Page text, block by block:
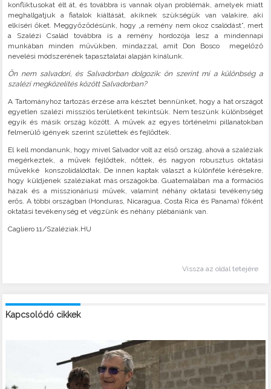
konfliktusokat élt át, és továbbra is vannak olyan problémák, amelyek miatt
meghallgatjuk a fiatalok kiáltását, akiknek szükségük van valakire, aki
elkíséri őket. Meggyőződésünk, hogy „a remény nem okoz csalódást”, mert
a Szalézi Család továbbra is a remény hordozója lesz a mindennapi
munkában minden művükben, mindazzal, amit Don Bosco megelőző
nevelési módszerének tapasztalatai alapján kínálunk.
Ön nem salvadori, és Salvadorban dolgozik: ön szerint mi a különbség a
szalézi megközelítés között Salvadorban?
A Tartományhoz tartozás érzése arra késztet bennünket, hogy a hat országot
egyetlen szalézi missziós területként tekintsük. Nem teszünk különbséget
egyik és másik ország között. A művek az egyes történelmi pillanatokban
felmerülő igények szerint születtek és fejlődtek.
El kell mondanunk, hogy mivel Salvador volt az első ország, ahová a szaléziak
megérkeztek, a művek fejlődtek, nőttek, és nagyon robusztus oktatási
művekké konszolidálódtak. De innen kaptak választ a különféle kérésekre,
hogy küldjenek szaléziakat más országokba. Guatemalában ma a formációs
házak és a misszionáriusi művek, valamint néhány oktatási tevékenység
erős. A többi országban (Honduras, Nicaragua, Costa Rica és Panama) főként
oktatási tevékenység et végzünk és néhány plébániánk van.
Cagliero 11/Szaléziak.HU
Vissza az oldal tetejére
Kapcsolódó cikkek